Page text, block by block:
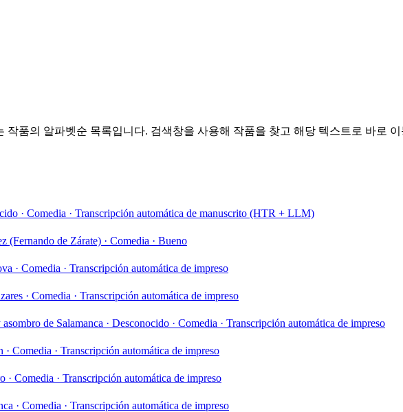
작품의 알파벳순 목록입니다. 검색창을 사용해 작품을 찾고 해당 텍스트로 바로
· Comedia · Transcripción automática de manuscrito (HTR + LLM)
(Fernando de Zárate) · Comedia · Bueno
· Comedia · Transcripción automática de impreso
· Comedia · Transcripción automática de impreso
de Salamanca · Desconocido · Comedia · Transcripción automática de impreso
· Comedia · Transcripción automática de impreso
· Comedia · Transcripción automática de impreso
· Comedia · Transcripción automática de impreso